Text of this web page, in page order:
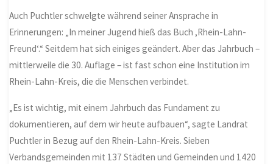
Auch Puchtler schwelgte während seiner Ansprache in
Erinnerungen: „In meiner Jugend hieß das Buch ,Rhein-Lahn-
Freund‘.“ Seitdem hat sich einiges geändert. Aber das Jahrbuch –
mittlerweile die 30. Auflage – ist fast schon eine Institution im
Rhein-Lahn-Kreis, die die Menschen verbindet.
„Es ist wichtig, mit einem Jahrbuch das Fundament zu
dokumentieren, auf dem wir heute aufbauen“, sagte Landrat
Puchtler in Bezug auf den Rhein-Lahn-Kreis. Sieben
Verbandsgemeinden mit 137 Städten und Gemeinden und 1420